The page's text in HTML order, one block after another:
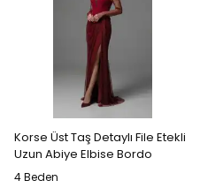
Korse Üst Taş Detaylı File Etekli
Uzun Abiye Elbise Bordo
4 Beden